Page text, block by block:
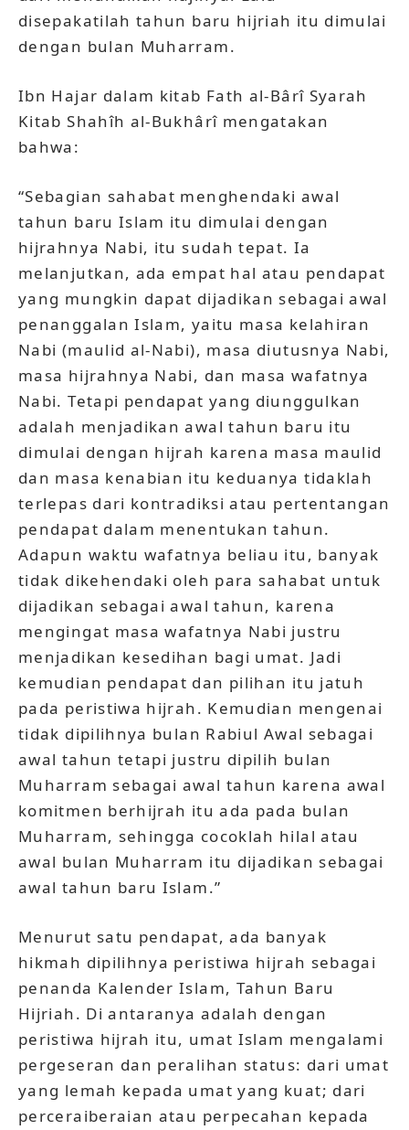
disepakatilah tahun baru hijriah itu dimulai
dengan bulan Muharram.
Ibn Hajar dalam kitab Fath al-Bârî Syarah
Kitab Shahîh al-Bukhârî mengatakan
bahwa:
“Sebagian sahabat menghendaki awal
tahun baru Islam itu dimulai dengan
hijrahnya Nabi, itu sudah tepat. Ia
melanjutkan, ada empat hal atau pendapat
yang mungkin dapat dijadikan sebagai awal
penanggalan Islam, yaitu masa kelahiran
Nabi (maulid al-Nabi), masa diutusnya Nabi,
masa hijrahnya Nabi, dan masa wafatnya
Nabi. Tetapi pendapat yang diunggulkan
adalah menjadikan awal tahun baru itu
dimulai dengan hijrah karena masa maulid
dan masa kenabian itu keduanya tidaklah
terlepas dari kontradiksi atau pertentangan
pendapat dalam menentukan tahun.
Adapun waktu wafatnya beliau itu, banyak
tidak dikehendaki oleh para sahabat untuk
dijadikan sebagai awal tahun, karena
mengingat masa wafatnya Nabi justru
menjadikan kesedihan bagi umat. Jadi
kemudian pendapat dan pilihan itu jatuh
pada peristiwa hijrah. Kemudian mengenai
tidak dipilihnya bulan Rabiul Awal sebagai
awal tahun tetapi justru dipilih bulan
Muharram sebagai awal tahun karena awal
komitmen berhijrah itu ada pada bulan
Muharram, sehingga cocoklah hilal atau
awal bulan Muharram itu dijadikan sebagai
awal tahun baru Islam.”
Menurut satu pendapat, ada banyak
hikmah dipilihnya peristiwa hijrah sebagai
penanda Kalender Islam, Tahun Baru
Hijriah. Di antaranya adalah dengan
peristiwa hijrah itu, umat Islam mengalami
pergeseran dan peralihan status: dari umat
yang lemah kepada umat yang kuat; dari
perceraiberaian atau perpecahan kepada